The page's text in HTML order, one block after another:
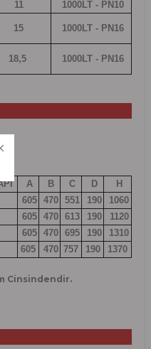
11
1000LT - PN10
15 1000LT - PN16
18,5 1000LT - PN16
A B C D
H
605 470 551 190
1060
605 470 613 190
1120
605 470 695 190
1310
605 470 757 190 1370
Cinsindendir.